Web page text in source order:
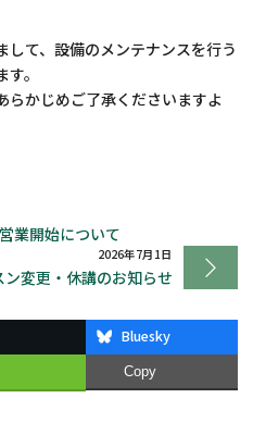
して、設備のメンテナンスを行う
。
らかじめご了承くださいますよ
業開始について
2026年7月1日
変更・休講のお知らせ
Bluesky
Copy